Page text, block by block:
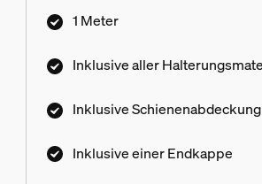
1 Meter
Inklusive aller
Inklusive Schienenabdeckung
Inklusive einer Endkappe